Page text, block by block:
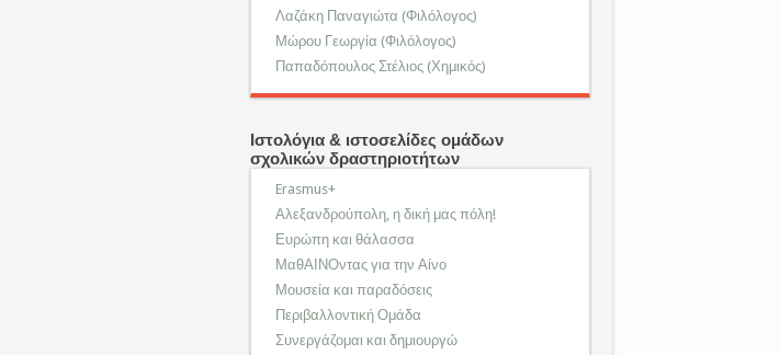
Λαζάκη Παναγιώτα (Φιλόλογος)
Μώρου Γεωργία (Φιλόλογος)
Παπαδόπουλος Στέλιος (Χημικός)
Ιστολόγια & ιστοσελίδες ομάδων
σχολικών δραστηριοτήτων
Erasmus+
Αλεξανδρούπολη, η δική μας πόλη!
Ευρώπη και θάλασσα
ΜαθΑΙΝΟντας για την Αίνο
Μουσεία και παραδόσεις
Περιβαλλοντική Ομάδα
Συνεργάζομαι και δημιουργώ